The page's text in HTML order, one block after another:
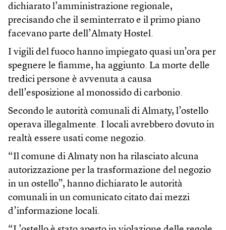
dichiarato l’amministrazione regionale,
precisando che il seminterrato e il primo piano
facevano parte dell’Almaty Hostel.
I vigili del fuoco hanno impiegato quasi un’ora per
spegnere le fiamme, ha aggiunto. La morte delle
tredici persone è avvenuta a causa
dell’esposizione al monossido di carbonio.
Secondo le autorità comunali di Almaty, l’ostello
operava illegalmente. I locali avrebbero dovuto in
realtà essere usati come negozio.
“Il comune di Almaty non ha rilasciato alcuna
autorizzazione per la trasformazione del negozio
in un ostello”, hanno dichiarato le autorità
comunali in un comunicato citato dai mezzi
d’informazione locali.